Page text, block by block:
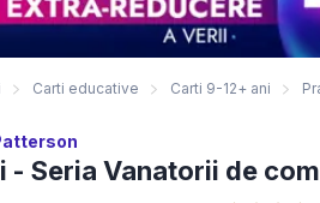
Carti educative Carti 9-12+ ani
- Seria Vanatorii de